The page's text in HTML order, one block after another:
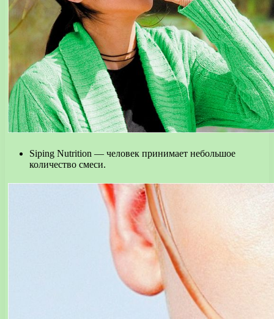
Siping Nutrition — человек принимает небольшое
количество смеси.